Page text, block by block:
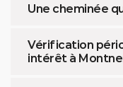
Une cheminée
Vérification
intérêt à